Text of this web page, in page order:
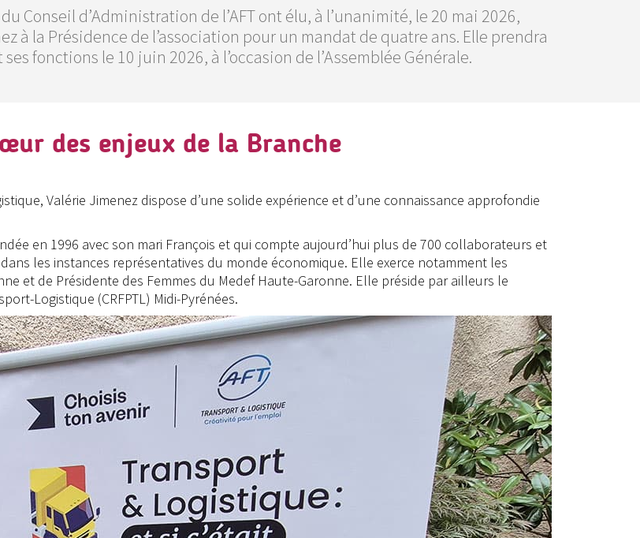
Conseil d’Administration de l’AFT ont élu, à l’unanimité, le 20 mai 2026,
à la Présidence de l’association pour un mandat de quatre ans. Elle prendra
fonctions le 10 juin 2026, à l’occasion de l’Assemblée Générale.
des enjeux de la Branche
Valérie Jimenez dispose d’une solide expérience et d’une connaissance approfondie
en 1996 avec son mari François et qui compte aujourd’hui plus de 700 collaborateurs et
les instances représentatives du monde économique. Elle exerce notamment les
et de Présidente des Femmes du Medef Haute-Garonne. Elle préside par ailleurs le
Logistique (CRFPTL) Midi-Pyrénées.